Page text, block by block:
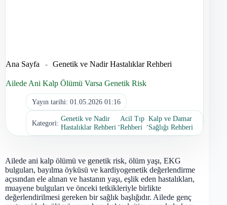
Ana Sayfa - Genetik ve Nadir Hastalıklar Rehberi
Ailede Ani Kalp Ölümü Varsa Genetik Risk
Yayın tarihi: 01.05.2026 01:16
Kategori:
Genetik ve Nadir
Hastalıklar Rehberi
,
Acil Tıp
Rehberi
Kalp ve Damar
Sağlığı Rehberi
Ailede ani kalp ölümü ve genetik risk, ölüm yaşı, EKG
bulguları, bayılma öyküsü ve kardiyogenetik değerlendirme
açısından ele alınan ve hastanın yaşı, eşlik eden hastalıkları,
muayene bulguları ve önceki tetkikleriyle birlikte
değerlendirilmesi gereken bir sağlık başlığıdır. Ailede genç